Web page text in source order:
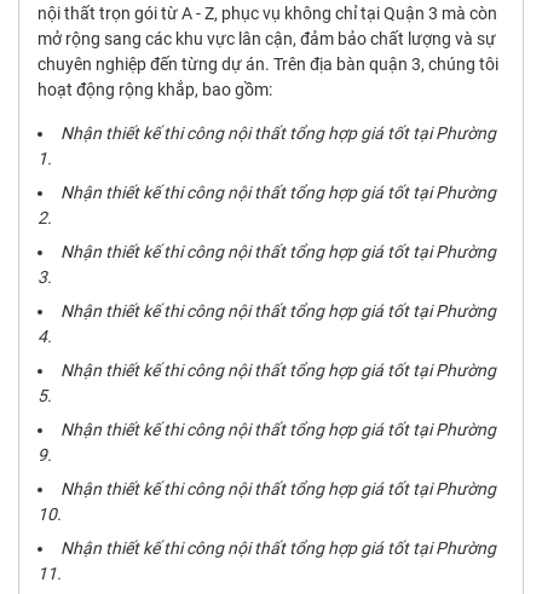
nội thất trọn gói từ A - Z, phục vụ không chỉ tại Quận 3 mà còn
mở rộng sang các khu vực lân cận, đảm bảo chất lượng và sự
chuyên nghiệp đến từng dự án. Trên địa bàn quận 3, chúng tôi
hoạt động rộng khắp, bao gồm:
Nhận thiết kế thi công nội thất tổng hợp giá tốt tại Phường
1.
Nhận thiết kế thi công nội thất tổng hợp giá tốt tại Phường
2.
Nhận thiết kế thi công nội thất tổng hợp giá tốt tại Phường
3.
Nhận thiết kế thi công nội thất tổng hợp giá tốt tại Phường
4.
Nhận thiết kế thi công nội thất tổng hợp giá tốt tại Phường
5.
Nhận thiết kế thi công nội thất tổng hợp giá tốt tại Phường
9.
Nhận thiết kế thi công nội thất tổng hợp giá tốt tại Phường
10.
Nhận thiết kế thi công nội thất tổng hợp giá tốt tại Phường
11.